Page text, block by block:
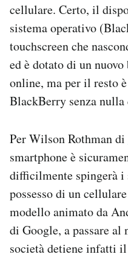
AREA PERSONALE
Area Personale
Newsletter
Notifiche mobile
Regala il Post
Hai bisogno di aiuto?
cellulare. Certo, il
sistema operativo
touchscreen che
ed è dotato di un
online, ma per il resto
BlackBerry senza
Per Wilson Rothman di
smartphone è
difficilmente spingerà
possesso di un
modello animato da
di Google, a passare
società detiene infatti